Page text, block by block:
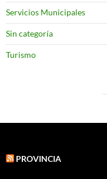
Servicios Municipales
Sin categoría
Turismo
PROVINCIA